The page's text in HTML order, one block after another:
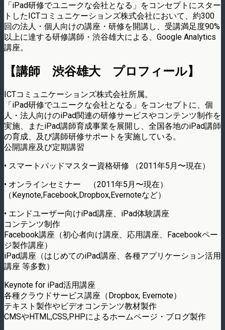
「iPad研修でユニークな会社となる」をコンセプトにスター
トしたICTコミュニケーションズ株式会社において、約300
回の法人・個人向けの講座・研修を開講し、受講満足度90%
以上に達する研修講師・渋谷雄大による、Google Analytics
講座。
【講師 渋谷雄大 プロフィール】
ICTコミュニケーションズ株式会社所属。
「iPad研修でユニークな会社となる」をコンセプトに、個
人・法人向けのiPad関連の研修サービスやコンテンツ制作を
実施、またiPad講師育成事業を展開し、全国各地のiPad講師
の育成、及び講師研修サポートを実施している。
公開講座及び定期講習
• スマートパッドマスター資格研修 （2011年5月〜現在）
• オンラインセミナー （2011年5月〜現在）
（Keynote,Facebook,Dropbox,Evernoteなど）
• エンドユーザー向けiPad講座、iPad体験講座
コンテンツ制作
Facebook講座（初心者向け講座、応用講座、Facebookペー
ジ製作講座）
iPad講座（はじめてのiPad講座、各種アプリケーション活用
講座 等多数）
Keynote for iPad活用講座
各種クラウドサービス講座（Dropbox, Evernote）
テキスト製作やビデオコンテンツ教材製作
CMSやHTML,CSS,PHPによるホームページ・ブログ製作